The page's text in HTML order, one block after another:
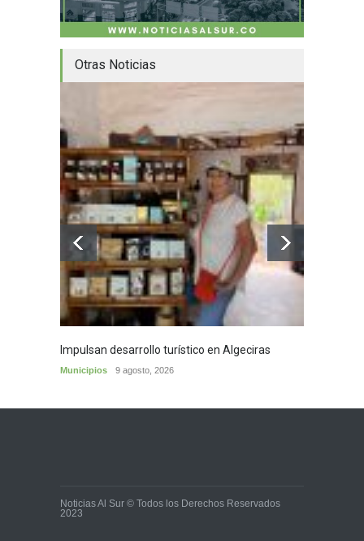
Otras Noticias
Impulsan desarrollo turístico en Algeciras
Municipios 9 agosto, 2026
Noticias Al Sur © Todos los Derechos Reservados
2023